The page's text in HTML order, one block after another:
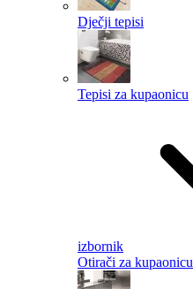
Dječji tepisi
Tepisi za kupaonicu
izbornik
Otirači za kupaonicu